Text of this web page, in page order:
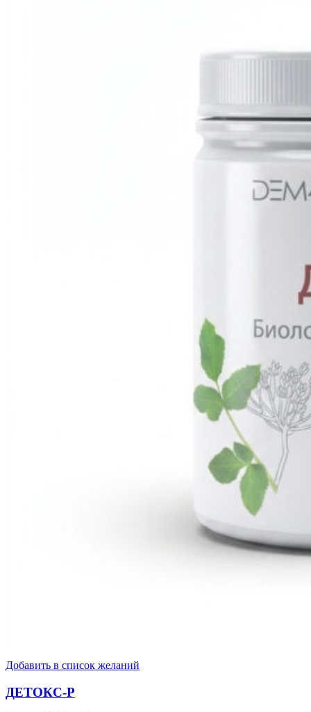
Добавить в список желаний
ДЕТОКС-Р